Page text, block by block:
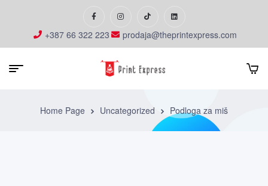
+387 66 322 223 prodaja@theprintexpress.com
Home Page Uncategorized Podloga za miš